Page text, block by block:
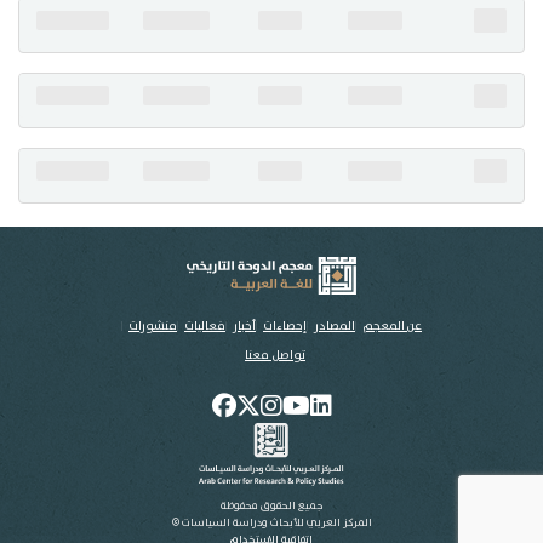
عن المعجم المصادر إحصاءات أخبار فعاليات منشورات
تواصل معنا
جميع الحقوق محفوظة
المركز العربي للأبحاث ودراسة السياسات ©